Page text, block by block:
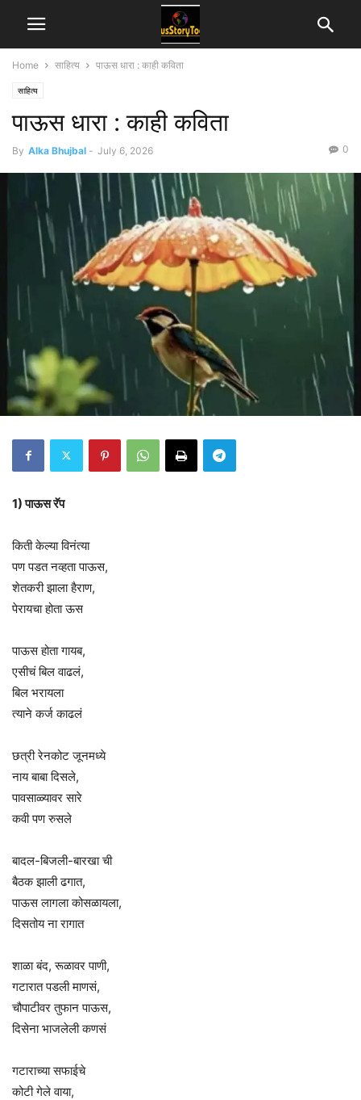
Home साहित्य पाऊस धारा : काही कविता
साहित्य
पाऊस धारा : काही कविता
By Alka Bhujbal - July 6, 2026 0
1) पाऊस रॅप
किती केल्या विनंत्या
पण पडत नव्हता पाऊस,
शेतकरी झाला हैराण,
पेरायचा होता ऊस
पाऊस होता गायब,
एसीचं बिल वाढलं,
बिल भरायला
त्याने कर्ज काढलं
छत्री रेनकोट जूनमध्ये
नाय बाबा दिसले,
पावसाळ्यावर सारे
कवी पण रुसले
बादल-बिजली-बारखा ची
बैठक झाली ढगात,
पाऊस लागला कोसळायला,
दिसतोय ना रागात
शाळा बंद, रूळावर पाणी,
गटारात पडली माणसं,
चौपाटीवर तुफान पाऊस,
दिसेना भाजलेली कणसं
गटाराच्या सफाईचे
कोटी गेले वाया,